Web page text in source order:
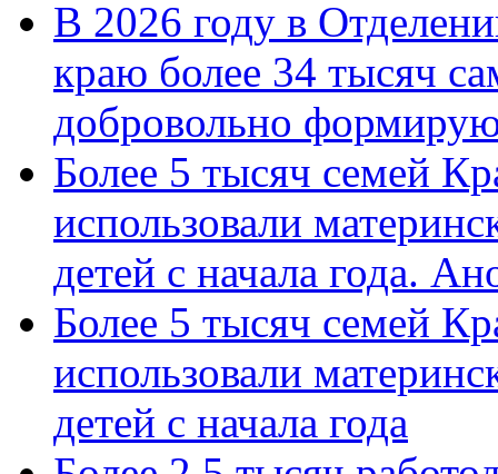
В 2026 году в
краю более 34 тысяч
добровольно
Более 5 тысяч семей
использовали
детей с начала года.
Более 5 тысяч семей
использовали
детей с начала года